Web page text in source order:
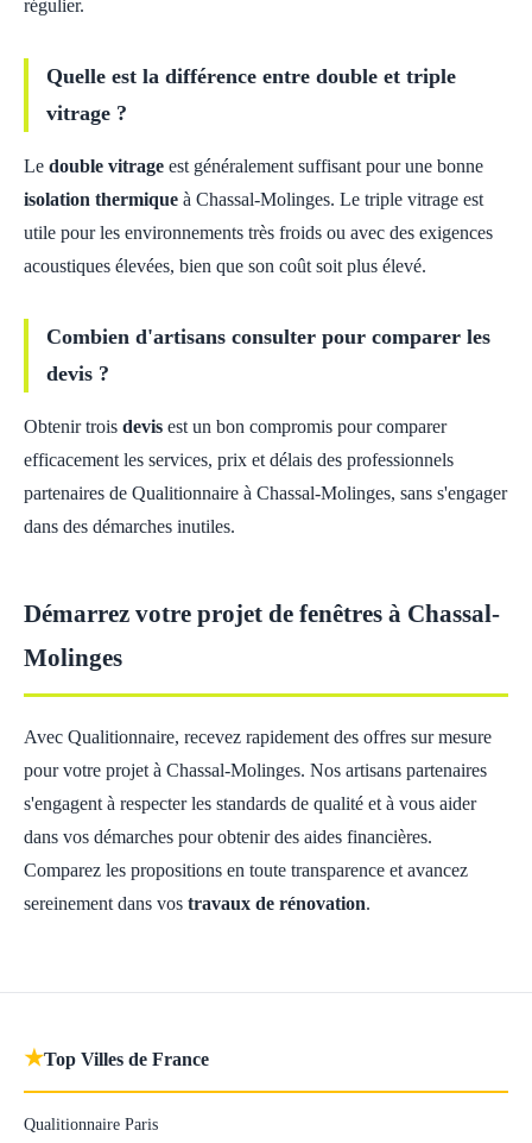
régulier.
Quelle est la différence entre double et triple
vitrage ?
Le double vitrage est généralement suffisant pour une bonne
isolation thermique à Chassal-Molinges. Le triple vitrage est
utile pour les environnements très froids ou avec des exigences
acoustiques élevées, bien que son coût soit plus élevé.
Combien d'artisans consulter pour comparer les
devis ?
Obtenir trois devis est un bon compromis pour comparer
efficacement les services, prix et délais des professionnels
partenaires de Qualitionnaire à Chassal-Molinges, sans s'engager
dans des démarches inutiles.
Démarrez votre projet de fenêtres à Chassal-
Molinges
Avec Qualitionnaire, recevez rapidement des offres sur mesure
pour votre projet à Chassal-Molinges. Nos artisans partenaires
s'engagent à respecter les standards de qualité et à vous aider
dans vos démarches pour obtenir des aides financières.
Comparez les propositions en toute transparence et avancez
sereinement dans vos travaux de rénovation.
★Top Villes de France
Qualitionnaire Paris